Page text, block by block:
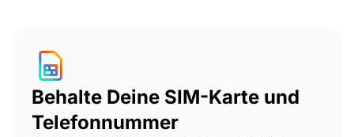
Behalte Deine SIM-Karte und
Telefonnummer